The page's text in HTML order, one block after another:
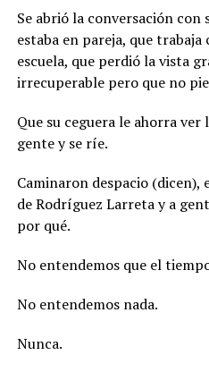
Se abrió la conversación
estaba en pareja, que
escuela, que perdió la vista
irrecuperable pero que no
Que su ceguera le ahorra ver
gente y se ríe.
Caminaron despacio (dicen),
de Rodríguez Larreta y a
por qué.
No entendemos que el
No entendemos nada.
Nunca.